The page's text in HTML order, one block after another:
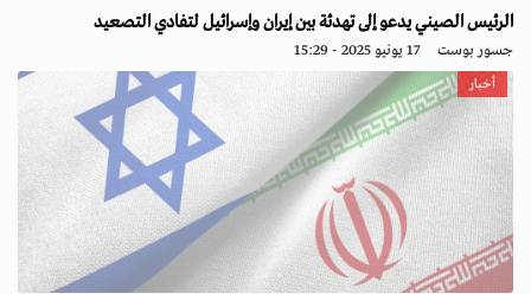
الرئيس الصيني يدعو إلى تهدئة بين إيران وإسرائيل لتفادي التصعيد
جسور بوست 17 يونيو 2025 - 15:29
أخبار